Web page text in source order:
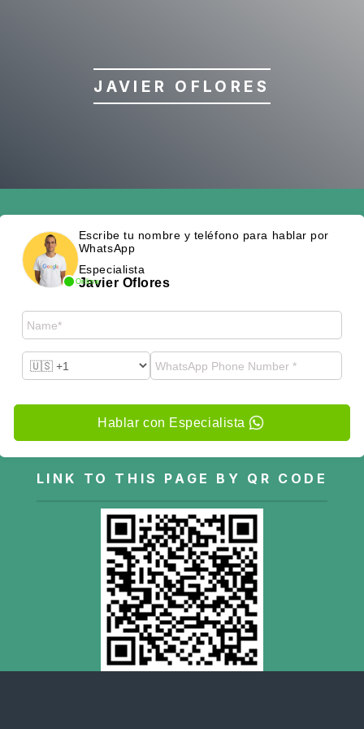
JAVIER OFLORES
Online
Escribe tu nombre y teléfono para hablar por
WhatsApp
Especialista
Javier Oflores
Hablar con Especialista
LINK TO THIS PAGE BY QR CODE